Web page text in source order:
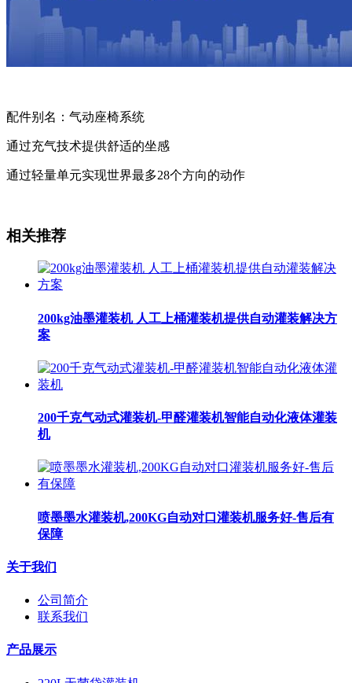
配件别名：气动座椅系统
通过充气技术提供舒适的坐感
通过轻量单元实现世界最多28个方向的动作
相关推荐
200kg油墨灌装机 人工上桶灌装机提供自动灌装解决方
案
200千克气动式灌装机-甲醛灌装机智能自动化液体灌装
机
喷墨墨水灌装机,200KG自动对口灌装机服务好-售后有
保障
关于我们
公司简介
联系我们
产品展示